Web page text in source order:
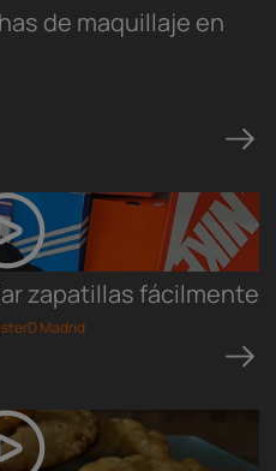
de maquillaje en
zapatillas fácilmente
Madrid